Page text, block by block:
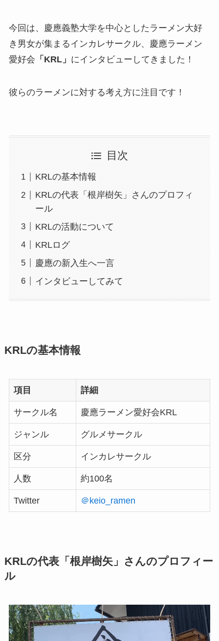
今回は、慶應義塾大学を中心としたラーメン大好
き男女が集まるインカレサークル、慶應ラーメン
愛好会 「KRL」 にインタビューしてきました！
彼らのラーメンに対する考え方に注目です！
目次
KRLの基本情報
KRLの代表「根岸樹矢」さんのプロフィ
ール
KRLの活動について
KRLログ
慶應の新入生へ一言
インタビューしてみて
KRLの基本情報
項目 詳細
サークル名 慶應ラーメン愛好会KRL
ジャンル グルメサークル
区分 インカレサークル
人数 約100名
Twitter ＠keio_ramen
KRLの代表「根岸樹矢」さんのプロフィー
ル